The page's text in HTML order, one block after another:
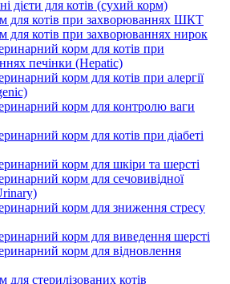
дієти для котів (сухий корм)
для котів при захворюваннях ШКТ
для котів при захворюваннях нирок
корм для котів при
печінки (Hepatic)
корм для котів при алергії
корм для контролю ваги
корм для котів при діабеті
корм для шкіри та шерсті
корм для сечовивідної
корм для зниження стресу
корм для виведення шерсті
корм для відновлення
стерилізованих котів